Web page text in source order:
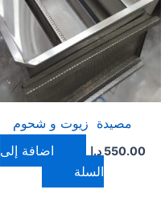
مصيدة زيوت و شحوم
550.00 د.ا
إضافة إلى
السلة